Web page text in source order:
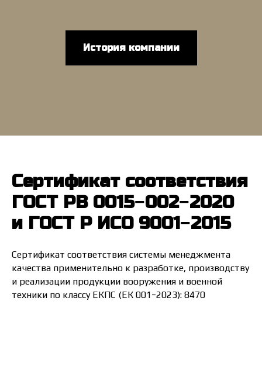
История компании
Сертификат соответствия
ГОСТ РВ 0015−002−2020
и ГОСТ Р ИСО 9001−2015
Сертификат соответствия системы менеджмента
качества применительно к разработке, производству
и реализации продукции вооружения и военной
техники по классу ЕКПС (ЕК 001−2023): 8470